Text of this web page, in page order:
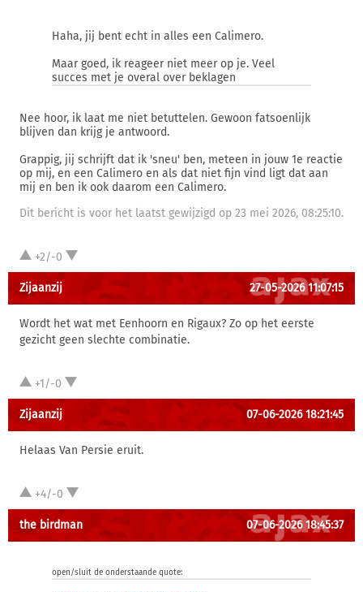
Haha, jij bent echt in alles een Calimero.
Maar goed, ik reageer niet meer op je. Veel
succes met je overal over beklagen
Nee hoor, ik laat me niet betuttelen. Gewoon fatsoenlijk
blijven dan krijg je antwoord.
Grappig, jij schrijft dat ik 'sneu' ben, meteen in jouw 1e reactie
op mij, en een Calimero en als dat niet fijn vind ligt dat aan
mij en ben ik ook daarom een Calimero.
Dit bericht is voor het laatst gewijzigd op 23 mei 2026, 08:25:10.
+2/-0
Zijaanzij 27-05-2026 11:07:15
Wordt het wat met Eenhoorn en Rigaux? Zo op het eerste
gezicht geen slechte combinatie.
+1/-0
Zijaanzij 07-06-2026 18:21:45
Helaas Van Persie eruit.
+4/-0
the birdman 07-06-2026 18:45:37
open/sluit de onderstaande quote: